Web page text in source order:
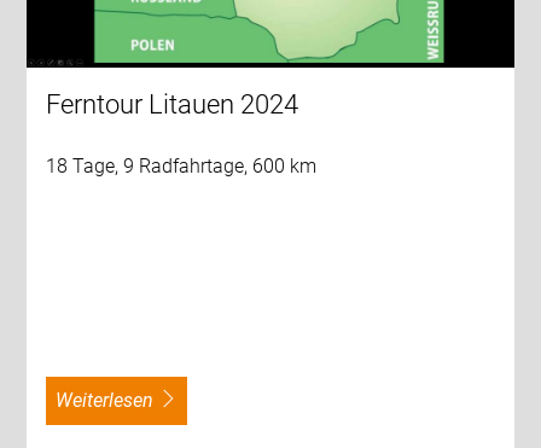
Ferntour Litauen 2024
18 Tage, 9 Radfahrtage, 600 km
weiterlesen